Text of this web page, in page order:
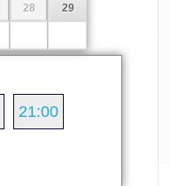
28 29
21:00